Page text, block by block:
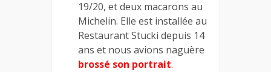
19/20, et deux macarons au
Michelin. Elle est installée au
Restaurant Stucki depuis 14
ans et nous avions naguère
brossé son portrait.